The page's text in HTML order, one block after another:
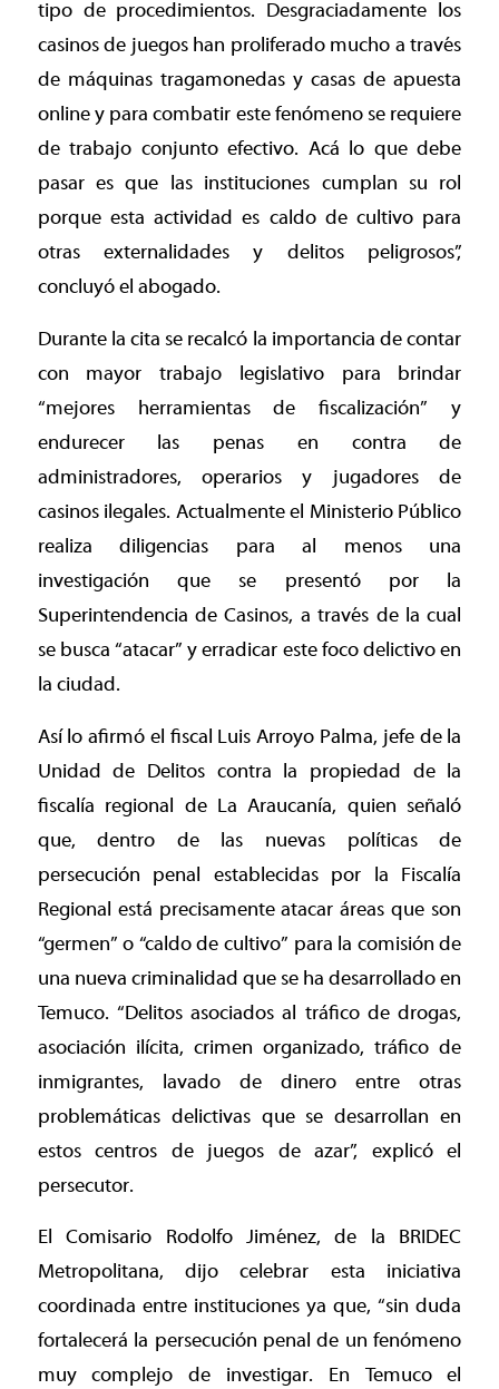
tipo de procedimientos. Desgraciadamente los
casinos de juegos han proliferado mucho a través
de máquinas tragamonedas y casas de apuesta
online y para combatir este fenómeno se requiere
de trabajo conjunto efectivo. Acá lo que debe
pasar es que las instituciones cumplan su rol
porque esta actividad es caldo de cultivo para
otras externalidades y delitos peligrosos”,
concluyó el abogado.
Durante la cita se recalcó la importancia de contar
con mayor trabajo legislativo para brindar
“mejores herramientas de fiscalización” y
endurecer las penas en contra de
administradores, operarios y jugadores de
casinos ilegales. Actualmente el Ministerio Público
realiza diligencias para al menos una
investigación que se presentó por la
Superintendencia de Casinos, a través de la cual
se busca “atacar” y erradicar este foco delictivo en
la ciudad.
Así lo afirmó el fiscal Luis Arroyo Palma, jefe de la
Unidad de Delitos contra la propiedad de la
fiscalía regional de La Araucanía, quien señaló
que, dentro de las nuevas políticas de
persecución penal establecidas por la Fiscalía
Regional está precisamente atacar áreas que son
“germen” o “caldo de cultivo” para la comisión de
una nueva criminalidad que se ha desarrollado en
Temuco. “Delitos asociados al tráfico de drogas,
asociación ilícita, crimen organizado, tráfico de
inmigrantes, lavado de dinero entre otras
problemáticas delictivas que se desarrollan en
estos centros de juegos de azar”, explicó el
persecutor.
El Comisario Rodolfo Jiménez, de la BRIDEC
Metropolitana, dijo celebrar esta iniciativa
coordinada entre instituciones ya que, “sin duda
fortalecerá la persecución penal de un fenómeno
muy complejo de investigar. En Temuco el